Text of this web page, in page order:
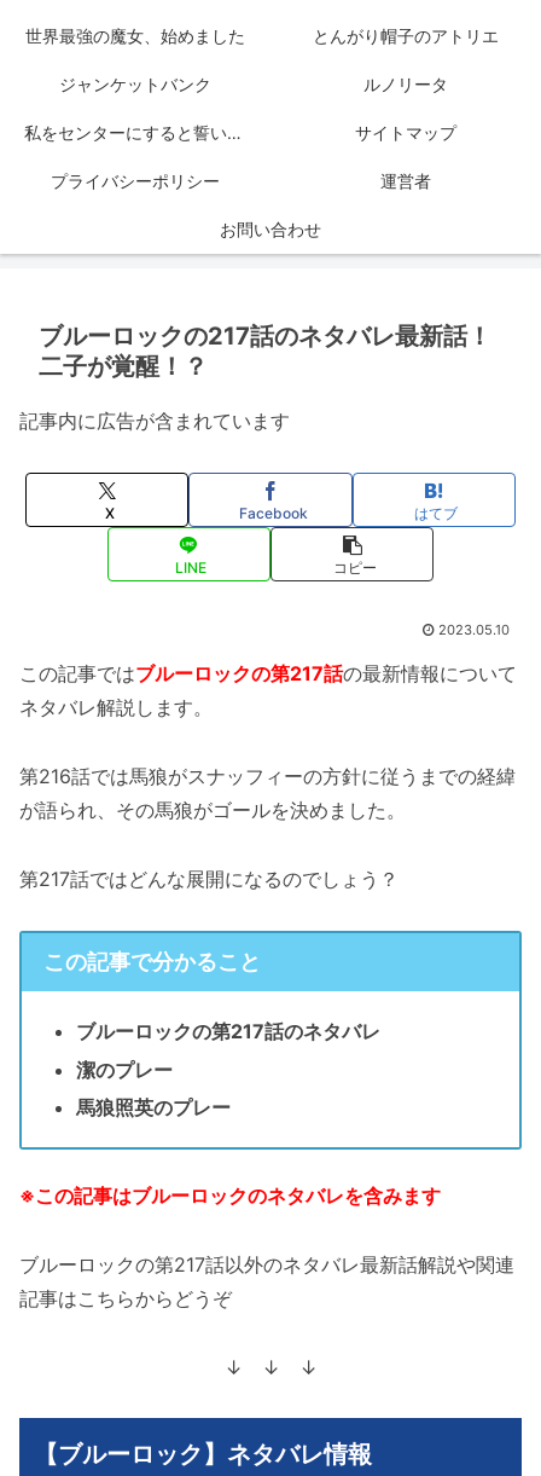
世界最強の魔女、始めました とんがり帽子のアトリエ
ジャンケットバンク ルノリータ
私をセンターにすると誓いますか？ サイトマップ
プライバシーポリシー 運営者
お問い合わせ
ブルーロックの217話のネタバレ最新話！
二子が覚醒！？
記事内に広告が含まれています
X Facebook はてブ
LINE コピー
2023.05.10
この記事ではブルーロックの第217話の最新情報について
ネタバレ解説します。
第216話では馬狼がスナッフィーの方針に従うまでの経緯
が語られ、その馬狼がゴールを決めました。
第217話ではどんな展開になるのでしょう？
この記事で分かること
ブルーロックの第217話のネタバレ
潔のプレー
馬狼照英のプレー
※この記事はブルーロックのネタバレを含みます
ブルーロックの第217話以外のネタバレ最新話解説や関連
記事はこちらからどうぞ
↓ ↓ ↓
【ブルーロック】ネタバレ情報